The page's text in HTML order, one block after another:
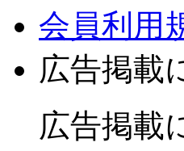
会員利用
広告掲載
広告掲載